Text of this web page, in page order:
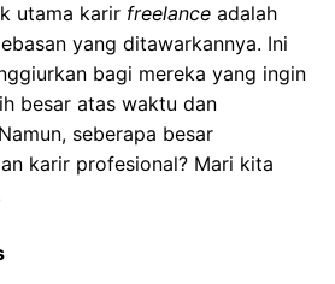
utama karir freelance adalah
yang ditawarkannya. Ini
bagi mereka yang ingin
besar atas waktu dan
seberapa besar
karir profesional? Mari kita